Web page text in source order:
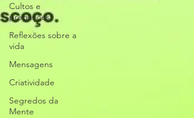
Cultos e
pregações
Reflexões sobre a
vida
Mensagens
Criatividade
Segredos da
Mente